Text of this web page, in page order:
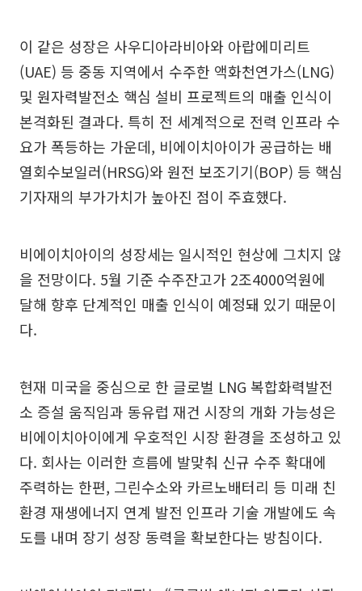
이 같은 성장은 사우디아라비아와 아랍에미리트
(UAE) 등 중동 지역에서 수주한 액화천연가스(LNG)
및 원자력발전소 핵심 설비 프로젝트의 매출 인식이
본격화된 결과다. 특히 전 세계적으로 전력 인프라 수
요가 폭등하는 가운데, 비에이치아이가 공급하는 배
열회수보일러(HRSG)와 원전 보조기기(BOP) 등 핵심
기자재의 부가가치가 높아진 점이 주효했다.
비에이치아이의 성장세는 일시적인 현상에 그치지 않
을 전망이다. 5월 기준 수주잔고가 2조4000억원에
달해 향후 단계적인 매출 인식이 예정돼 있기 때문이
다.
현재 미국을 중심으로 한 글로벌 LNG 복합화력발전
소 증설 움직임과 동유럽 재건 시장의 개화 가능성은
비에이치아이에게 우호적인 시장 환경을 조성하고 있
다. 회사는 이러한 흐름에 발맞춰 신규 수주 확대에
주력하는 한편, 그린수소와 카르노배터리 등 미래 친
환경 재생에너지 연계 발전 인프라 기술 개발에도 속
도를 내며 장기 성장 동력을 확보한다는 방침이다.